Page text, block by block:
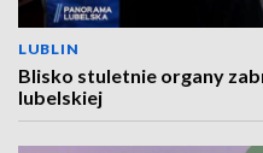
LUBLIN
Blisko stuletnie organy
lubelskiej